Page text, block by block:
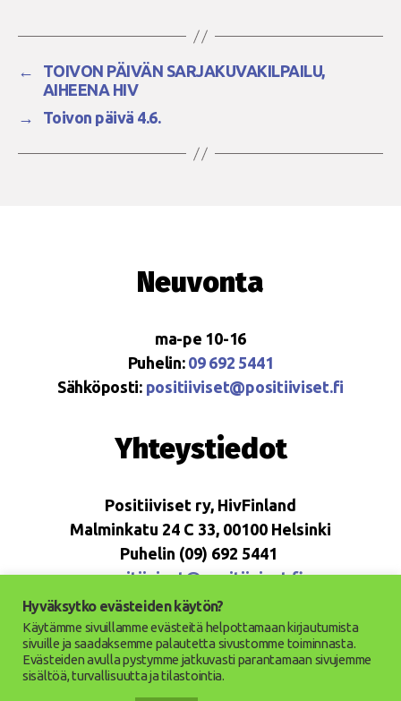
←
TOIVON PÄIVÄN SARJAKUVAKILPAILU,
AIHEENA HIV
→
Toivon päivä 4.6.
Neuvonta
ma-pe 10-16
Puhelin: 09 692 5441
Sähköposti: positiiviset@positiiviset.fi
Yhteystiedot
Positiiviset ry, HivFinland
Malminkatu 24 C 33, 00100 Helsinki
Puhelin (09) 692 5441
positiiviset@positiiviset.fi
© 2026 Positiiviset ry
Hyväksytko evästeiden käytön?
Käytämme sivuillamme evästeitä helpottamaan kirjautumista
sivuille ja saadaksemme palautetta sivustomme toiminnasta.
Evästeiden avulla pystymme jatkuvasti parantamaan sivujemme
sisältöä, turvallisuutta ja tilastointia.